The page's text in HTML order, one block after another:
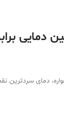
برابر با منفی
دمای سردترین